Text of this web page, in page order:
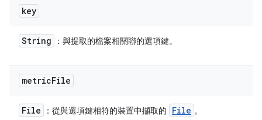
key
String ：與提取的檔案相關聯的選項鍵。
metricFile
File ：從與選項鍵相符的裝置中擷取的 File 。